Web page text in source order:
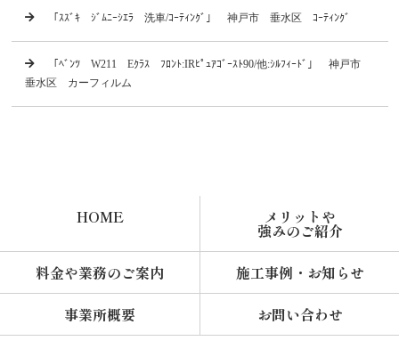
「ｽｽﾞｷ ｼﾞﾑﾆｰｼｴﾗ 洗車/ｺｰﾃｨﾝｸﾞ」 神戸市 垂水区 ｺｰﾃｨﾝｸﾞ
「ﾍﾞﾝﾂ W211 Eｸﾗｽ ﾌﾛﾝﾄ:IRﾋﾟｭｱｺﾞｰｽﾄ90/他:ｼﾙﾌｨｰﾄﾞ」 神戸市
垂水区 カーフィルム
HOME メリットや
強みのご紹介
料金や業務のご案内
施工事例・お知らせ
事業所概要
お問い合わせ